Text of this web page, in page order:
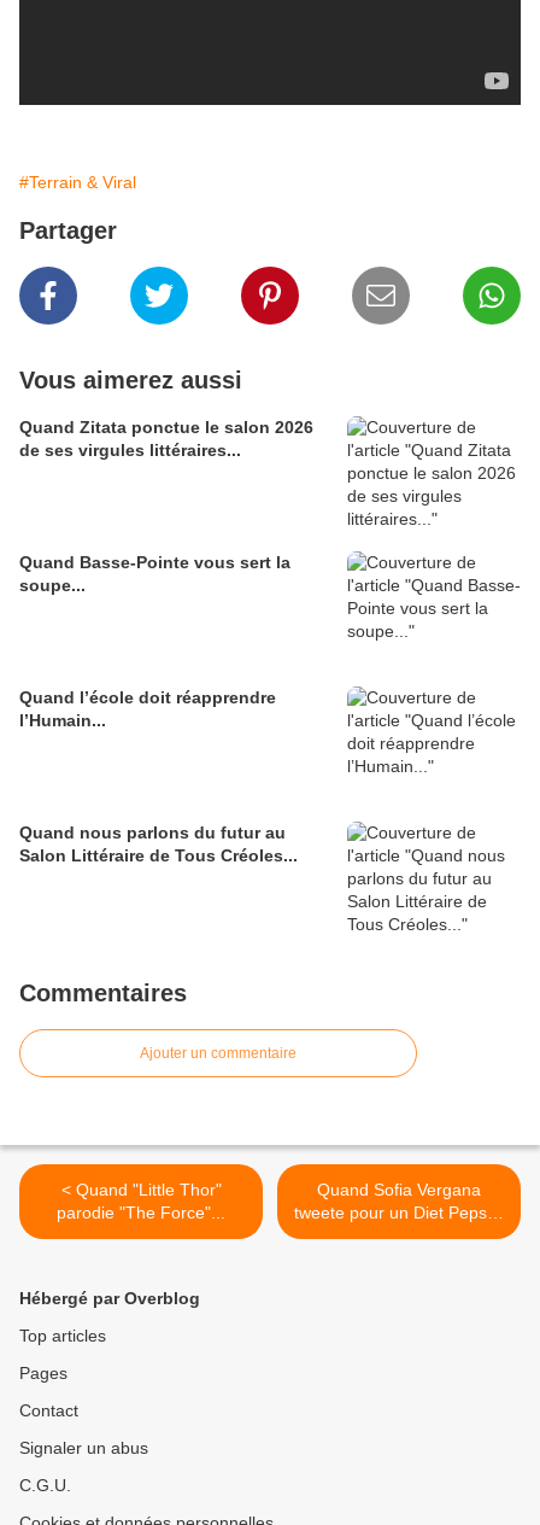
#Terrain & Viral
Partager
Vous aimerez aussi
Quand Zitata ponctue le salon 2026
de ses virgules littéraires...
Quand Basse-Pointe vous sert la
soupe...
Quand l’école doit réapprendre
l’Humain...
Quand nous parlons du futur au
Salon Littéraire de Tous Créoles...
Commentaires
Ajouter un commentaire
< Quand "Little Thor"
parodie "The Force"...
Quand Sofia Vergana
tweete pour un Diet Pepsi...
>
Hébergé par Overblog
Top articles
Pages
Contact
Signaler un abus
C.G.U.